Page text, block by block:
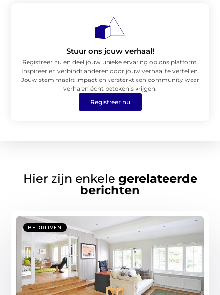
Stuur ons jouw verhaal!
Registreer nu en deel jouw unieke ervaring op ons platform.
Inspireer en verbindt anderen door jouw verhaal te vertellen.
Jouw stem maakt impact en versterkt een community waar
verhalen écht betekenis krijgen.
Registreer nu
Hier zijn enkele gerelateerde
berichten
BEDRIJVEN